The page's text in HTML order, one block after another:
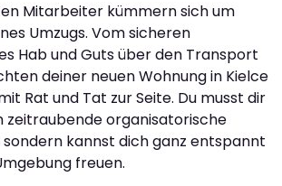
Mitarbeiter kümmern sich um
Umzugs. Vom sicheren
Hab und Guts über den Transport
deiner neuen Wohnung in Kielce
Rat und Tat zur Seite. Du musst dir
zeitraubende organisatorische
kannst dich ganz entspannt
freuen.